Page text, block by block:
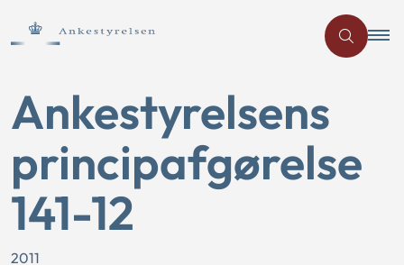
Ankestyrelsens
principafgørelse
141-12
2011